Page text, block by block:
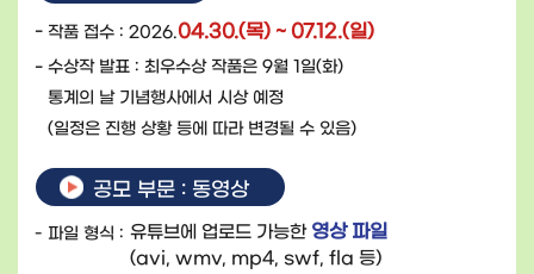
작품 접수 : 2026.04.30.(목) ~ 07.12.(일)
수상작 발표 : 최우수상 작품은 9월 1일(화)
통계의 날 기념행사에서 시상 예정
(일정은 진행 상황 등에 따라 변경될 수 있음)
공모 부문 : 동영상
파일 형식 : 유튜브에 업로드 가능한 영상 파일
(avi, wmv, mp4, swf, fla 등)